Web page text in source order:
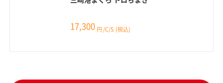
17,300 円 /C/S (税込)